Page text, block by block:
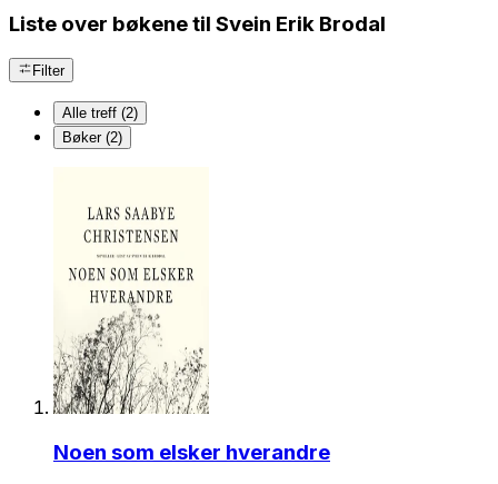
Liste over bøkene til Svein Erik Brodal
Filter
Alle treff (2)
Bøker (2)
Noen som elsker hverandre